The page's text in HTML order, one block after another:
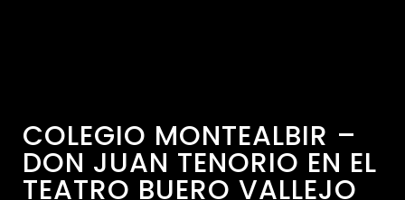
COLEGIO MONTEALBIR –
DON JUAN TENORIO EN EL
TEATRO BUERO VALLEJO